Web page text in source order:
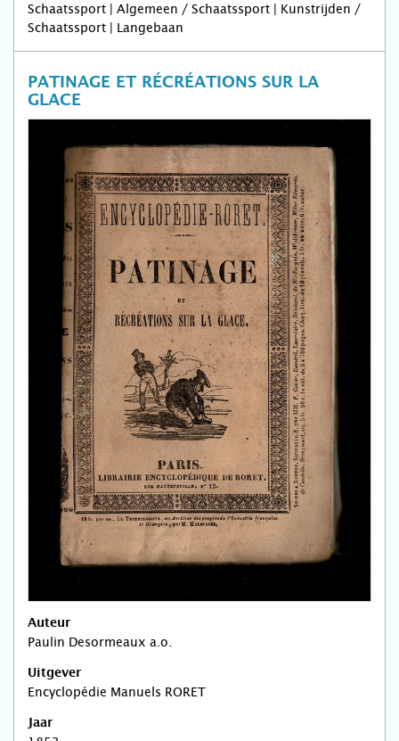
Schaatssport | Algemeen / Schaatssport | Kunstrijden /
Schaatssport | Langebaan
PATINAGE ET RÉCRÉATIONS SUR LA
GLACE‎
Auteur
Paulin Desormeaux a.o.
Uitgever
‎Encyclopédie Manuels RORET
Jaar